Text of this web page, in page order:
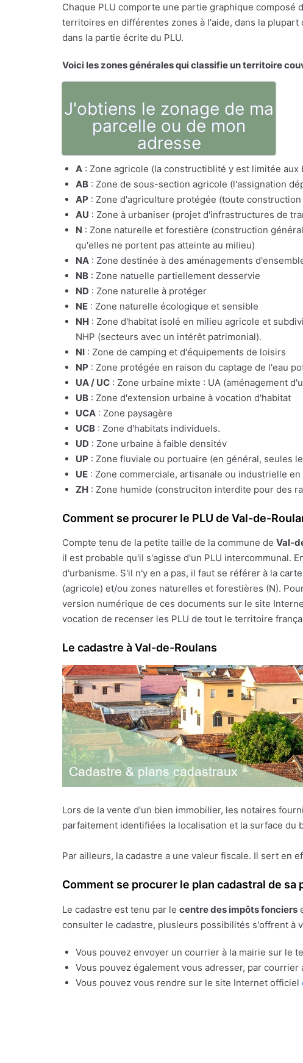
Chaque PLU comporte une partie graphique
territoires en différentes zones à l'aide, dans la
dans la partie écrite du PLU.
Voici les zones générales qui classifie un territoire
J'obtiens le zonage de ma
parcelle ou de mon
adresse
A : Zone agricole (la constructiblité y est limitée
AB : Zone de sous-section agricole (l'assignation
AP : Zone d'agriculture protégée (toute
AU : Zone à urbaniser (projet d'infrastructures de
N : Zone naturelle et forestière (construction
qu'elles ne portent pas atteinte au milieu)
NA : Zone destinée à des aménagements
NB : Zone natuelle partiellement desservie
ND : Zone naturelle à protéger
NE : Zone naturelle écologique et sensible
NH : Zone d'habitat isolé en milieu agricole et
NHP (secteurs avec un intérêt patrimonial).
NI : Zone de camping et d'équipements de loisirs
NP : Zone protégée en raison du captage de l'eau
UA / UC : Zone urbaine mixte : UA (aménagement
UB : Zone d'extension urbaine à vocation d'habitat
UCA : Zone paysagère
UCB : Zone d'habitats individuels.
UD : Zone urbaine à faible densitév
UP : Zone fluviale ou portuaire (en général, seules
UE : Zone commerciale, artisanale ou industrielle
ZH : Zone humide (construciton interdite pour des
Comment se procurer le PLU de Val-de-
Compte tenu de la petite taille de la commune de Val-
il est probable qu'il s'agisse d'un PLU intercommunal.
d'urbanisme. S'il n'y en a pas, il faut se référer à la
(agricole) et/ou zones naturelles et forestières (N).
version numérique de ces documents sur le site
vocation de recenser les PLU de tout le territoire
Le cadastre à Val-de-Roulans
Lors de la vente d'un bien immobilier, les notaires
parfaitement identifiées la localisation et la surface du
Par ailleurs, la cadastre a une valeur fiscale. Il sert en
Comment se procurer le plan cadastral de sa
Le cadastre est tenu par le centre des impôts fonciers
consulter le cadastre, plusieurs possibilités s'offrent à
Vous pouvez envoyer un courrier à la mairie sur le
Vous pouvez également vous adresser, par
Vous pouvez vous rendre sur le site Internet officiel